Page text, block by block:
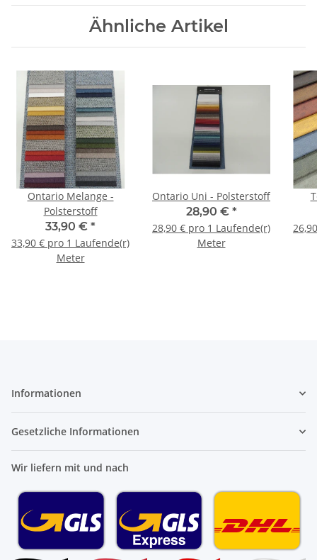
Ähnliche Artikel
Ontario Melange -
Polsterstoff
33,90 € *
33,90 € pro 1 Laufende(r)
Meter
Ontario Uni - Polsterstoff
28,90 € *
28,90 € pro 1 Laufende(r)
Meter
Informationen
Gesetzliche Informationen
Wir liefern mit und nach